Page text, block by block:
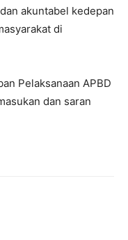
akuntabel kedepan
di
Pelaksanaan APBD
dan saran